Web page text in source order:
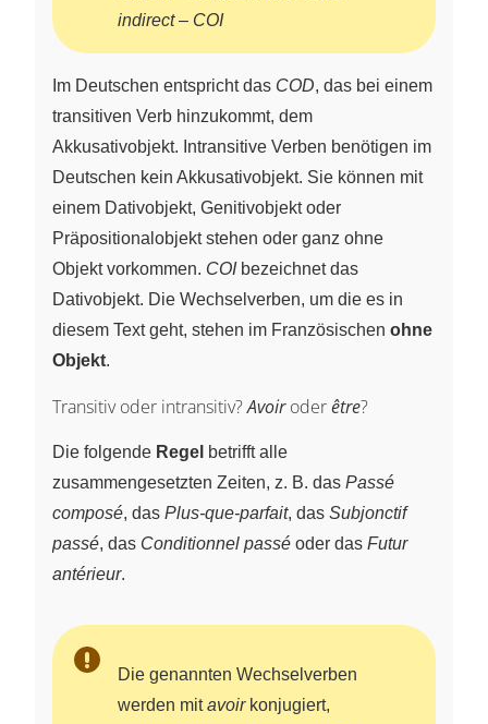
indirect – COI
Im Deutschen entspricht das COD, das bei einem
transitiven Verb hinzukommt, dem
Akkusativobjekt. Intransitive Verben benötigen im
Deutschen kein Akkusativobjekt. Sie können mit
einem Dativobjekt, Genitivobjekt oder
Präpositionalobjekt stehen oder ganz ohne
Objekt vorkommen. COIbezeichnet das
Dativobjekt. Die Wechselverben, um die es in
diesem Text geht, stehen im Französischen ohne
Objekt.
Transitiv oder intransitiv?Avoiroderêtre?
Die folgende Regel betrifft alle
zusammengesetzten Zeiten, z. B. das Passé
composé, das Plus-que-parfait, das Subjonctif
passé, das Conditionnel passé oder das Futur
antérieur.
Die genannten Wechselverben
werden mitavoirkonjugiert,